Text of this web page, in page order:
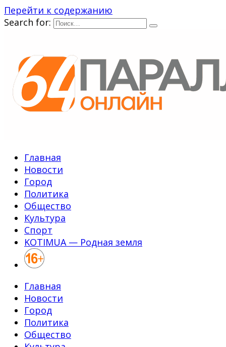
Перейти к содержанию
Search for:
Главная
Новости
Город
Политика
Общество
Культура
Спорт
KOTIMUA — Родная земля
Главная
Новости
Город
Политика
Общество